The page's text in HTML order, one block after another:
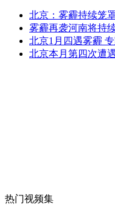
吃面帝萌相走红 母
上海金山1.3级小地
北京：雾霾持续笼
雾霾再袭河南将持
北京1月四遇雾霾
北京本月第四次遭
热门视频集